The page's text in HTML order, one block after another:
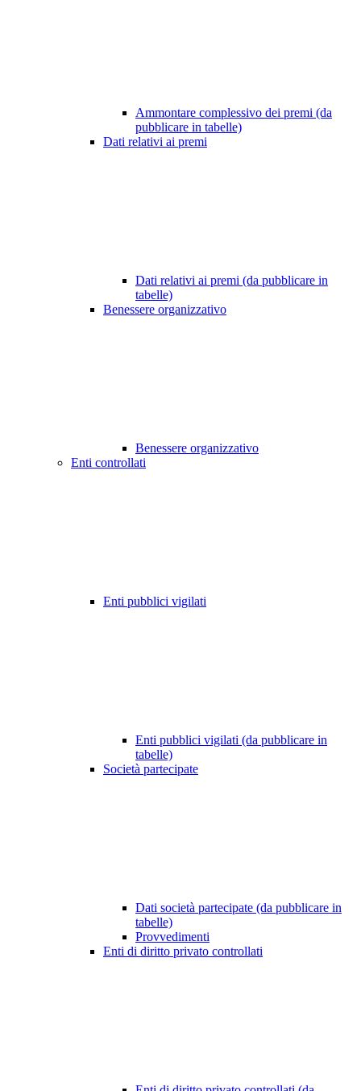
Ammontare complessivo dei premi (da
pubblicare in tabelle)
Dati relativi ai premi
Dati relativi ai premi (da pubblicare in
tabelle)
Benessere organizzativo
Benessere organizzativo
Enti controllati
Enti pubblici vigilati
Enti pubblici vigilati (da pubblicare in
tabelle)
Società partecipate
Dati società partecipate (da pubblicare in
tabelle)
Provvedimenti
Enti di diritto privato controllati